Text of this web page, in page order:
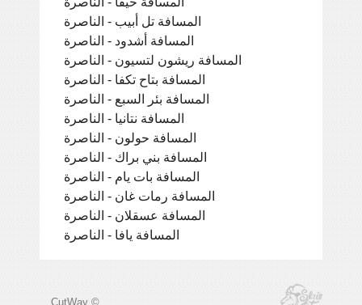
المسافة تل أبيب - الناصرة
المسافة أشدود - الناصرة
المسافة ريشون لتسيون - الناصرة
المسافة بتاح تكفا - الناصرة
المسافة بئر السبع - الناصرة
المسافة نتانيا - الناصرة
المسافة حولون - الناصرة
المسافة بني براك - الناصرة
المسافة بات يام - الناصرة
المسافة رمات غان - الناصرة
المسافة عسقلان - الناصرة
المسافة يافا - الناصرة
CutWay ©